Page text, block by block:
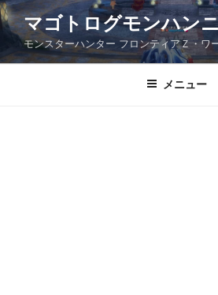
コ
ン
ン
マゴトログモンハン
モンスターハンター フロンティアＺ・ワ
メニュー